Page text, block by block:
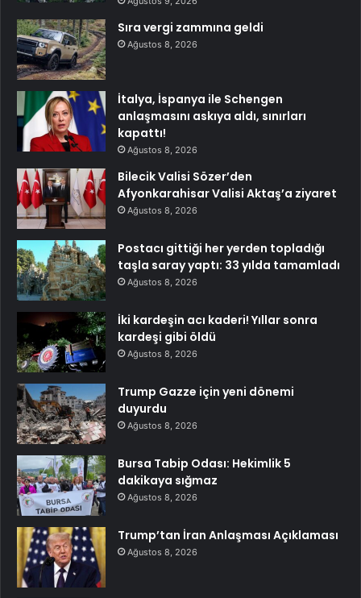
Sıra vergi zammına geldi
Ağustos 8, 2026
İtalya, İspanya ile Schengen
anlaşmasını askıya aldı, sınırları
kapattı!
Ağustos 8, 2026
Bilecik Valisi Sözer’den
Afyonkarahisar Valisi Aktaş’a ziyaret
Ağustos 8, 2026
Postacı gittiği her yerden topladığı
taşla saray yaptı: 33 yılda tamamladı
Ağustos 8, 2026
İki kardeşin acı kaderi! Yıllar sonra
kardeşi gibi öldü
Ağustos 8, 2026
Trump Gazze için yeni dönemi
duyurdu
Ağustos 8, 2026
Bursa Tabip Odası: Hekimlik 5
dakikaya sığmaz
Ağustos 8, 2026
Trump’tan İran Anlaşması Açıklaması
Ağustos 8, 2026